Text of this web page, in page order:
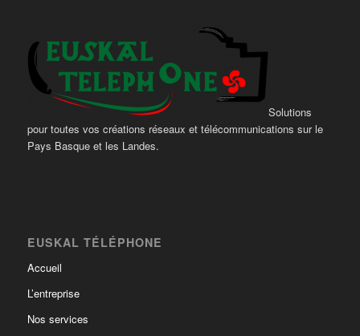
Solutions
pour toutes vos créations réseaux et télécommunications sur le
Pays Basque et les Landes.
EUSKAL TÉLÉPHONE
Accueil
L’entreprise
Nos services